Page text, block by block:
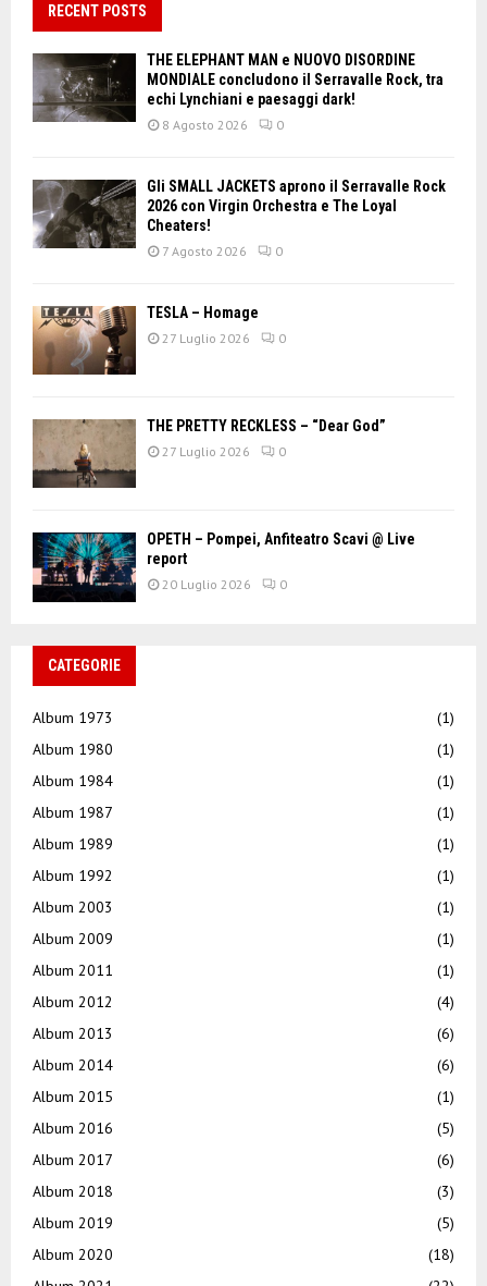
RECENT POSTS
THE ELEPHANT MAN e NUOVO DISORDINE
MONDIALE concludono il Serravalle Rock, tra
echi Lynchiani e paesaggi dark!
8 Agosto 2026 0
Gli SMALL JACKETS aprono il Serravalle Rock
2026 con Virgin Orchestra e The Loyal
Cheaters!
7 Agosto 2026 0
TESLA – Homage
27 Luglio 2026 0
THE PRETTY RECKLESS – “Dear God”
27 Luglio 2026 0
OPETH – Pompei, Anfiteatro Scavi @ Live
report
20 Luglio 2026 0
CATEGORIE
Album 1973
(1)
Album 1980
(1)
Album 1984
(1)
Album 1987
(1)
Album 1989
(1)
Album 1992
(1)
Album 2003
(1)
Album 2009
(1)
Album 2011
(1)
Album 2012
(4)
Album 2013
(6)
Album 2014
(6)
Album 2015
(1)
Album 2016
(5)
Album 2017
(6)
Album 2018
(3)
Album 2019
(5)
Album 2020
(18)